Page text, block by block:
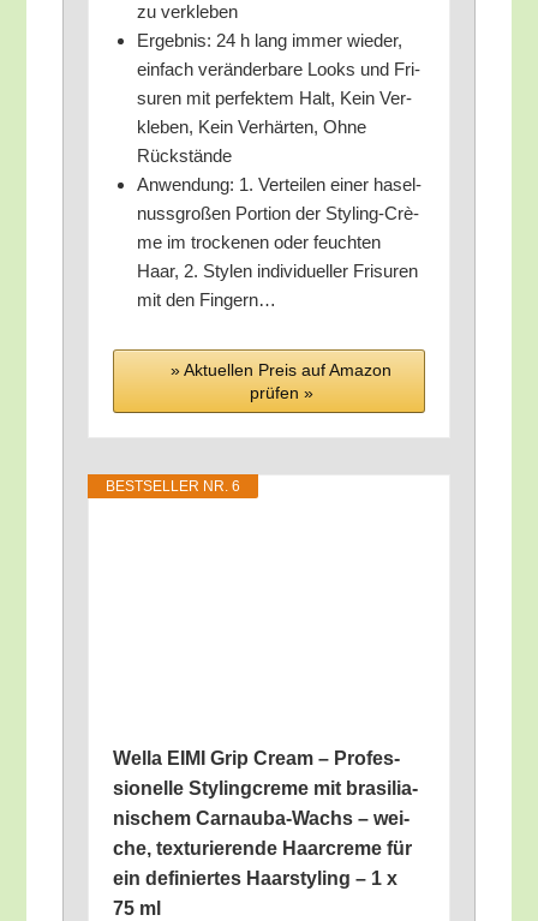
zu verkleben
Ergeb­nis: 24 h lang immer wie­der,
ein­fach ver­än­der­ba­re Looks und Fri­
su­ren mit per­fek­tem Halt, Kein Ver­
kle­ben, Kein Ver­här­ten, Ohne
Rückstände
Anwen­dung: 1. Ver­tei­len einer hasel­
nuss­gro­ßen Por­ti­on der Sty­ling-Crè­
me im tro­cke­nen oder feuch­ten
Haar, 2. Sty­len indi­vi­du­el­ler Fri­su­ren
mit den Fingern…
» Aktu­el­len Preis auf Ama­zon
prü­fen »
BEST­SEL­LER NR. 6
Wel­la EIMI Grip Cream – Pro­fes­
sio­nel­le Sty­ling­creme mit bra­si­lia­
ni­schem Car­nau­ba-Wachs – wei­
che, tex­tu­rie­ren­de Haar­creme für
ein defi­nier­tes Haar­sty­ling – 1 x
75 ml